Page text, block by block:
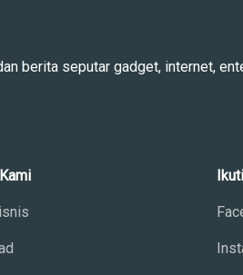
berita seputar gadget, internet,